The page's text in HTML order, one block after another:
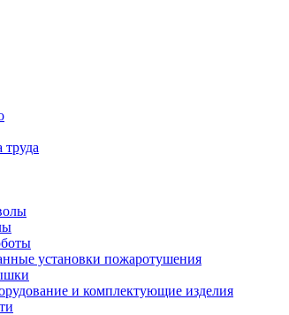
установки пожаротушения
и комплектующие изделия